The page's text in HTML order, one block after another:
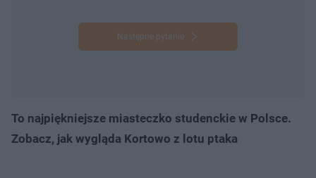
Następne pytanie
To najpiękniejsze miasteczko studenckie w Polsce.
Zobacz, jak wygląda Kortowo z lotu ptaka